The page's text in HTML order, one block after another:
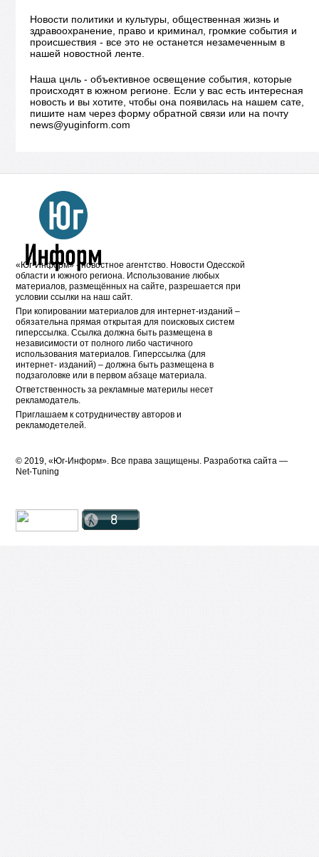
Новости политики и культуры, общественная жизнь и
здравоохранение, право и криминал, громкие события и
происшествия - все это не останется незамеченным в
нашей новостной ленте.
Наша цнль - объективное освещение события, которые
происходят в южном регионе. Если у вас есть интересная
новость и вы хотите, чтобы она появилась на нашем сате,
пишите нам через форму обратной связи или на почту
news@yuginform.com
«Юг-Информ» - новостное агентство. Новости Одесской
области и южного региона. Использование любых
материалов, размещённых на сайте, разрешается при
условии ссылки на наш сайт.
При копировании материалов для интернет-изданий –
обязательна прямая открытая для поисковых систем
гиперссылка. Ссылка должна быть размещена в
независимости от полного либо частичного
использования материалов. Гиперссылка (для
интернет- изданий) – должна быть размещена в
подзаголовке или в первом абзаце материала.
Ответственность за рекламные материлы несет
рекламодатель.
Приглашаем к сотрудничеству авторов и
рекламодетелей.
© 2019, «Юг-Информ». Все права защищены. Разработка cайта —
Net-Tuning